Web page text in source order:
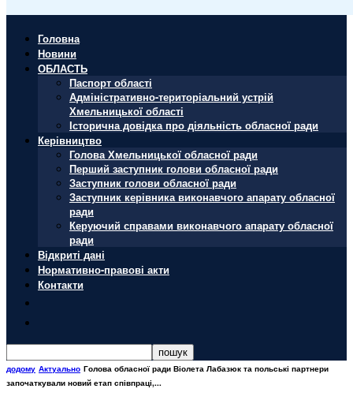
Головна
Новини
ОБЛАСТЬ
Паспорт області
Адміністративно-територіальний устрій
Хмельницької області
Історична довідка про діяльність обласної ради
Керівництво
Голова Хмельницької обласної ради
Перший заступник голови обласної ради
Заступник голови обласної ради
Заступник керівника виконавчого апарату обласної
ради
Керуючий справами виконавчого апарату обласної
ради
Відкриті дані
Нормативно-правові акти
Контакти
додому Актуально Голова обласної ради Віолета Лабазюк та польські партнери
започаткували новий етап співпраці,...